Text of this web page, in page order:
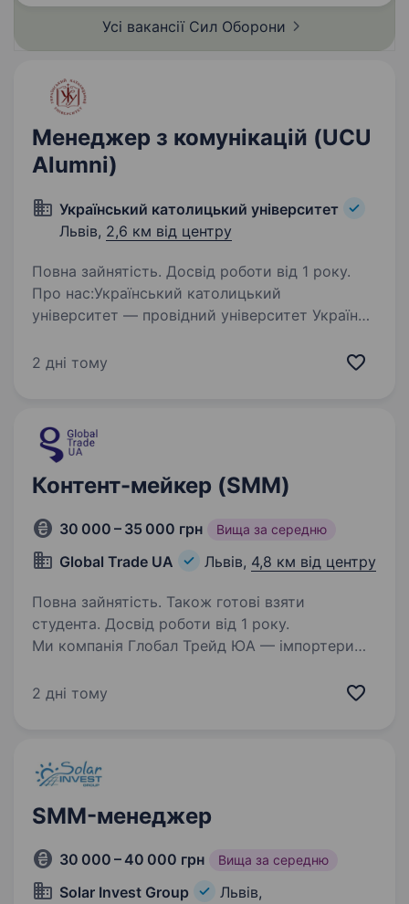
складається з досвідчених менеджерів, які
пройшли службу в різних…
Усі вакансії Сил Оборони
Менеджер з комунікацій (UCU
Alumni)
Український католицький університет
Львів, 2,6 км від центру
Повна зайнятість. Досвід роботи від 1 року.
Про нас:Український католицький
університет — провідний університет України.
поєднуючи сучасну освіту з етичними
2 дні тому
Контент-мейкер (SMM)
30 000 – 35 000 грн Вища за середню
Global Trade UA Львів, 4,8 км від центру
Повна зайнятість. Також готові взяти
студента. Досвід роботи від 1 року.
Ми компанія Глобал Трейд ЮА — імпортери
швидко та динамічно зростаємо. Розвиваємо
2 дні тому
SMM-менеджер
30 000 – 40 000 грн Вища за середню
Solar Invest Group
Львів,